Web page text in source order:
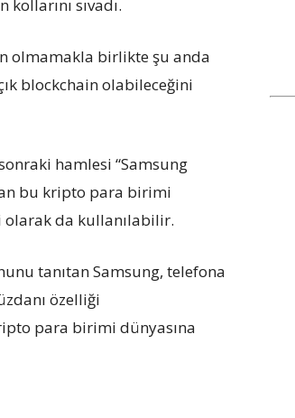
sıvadı.
olmamakla birlikte şu anda
blockchain olabileceğini
hamlesi “Samsung
bu kripto para birimi
olarak da kullanılabilir.
tanıtan Samsung, telefona
özelliği
para birimi dünyasına